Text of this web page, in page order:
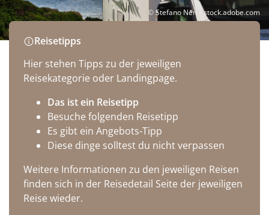
© Stefano Neri - stock.adobe.com
Reisetipps
Hier stehen Tipps zu der jeweiligen
Reisekategorie oder Landingpage.
Das ist ein Reisetipp
Besuche folgenden Reisetipp
Es gibt ein Angebots-Tipp
Diese dinge solltest du nicht verpassen
Weitere Informationen zu den jeweiligen Reisen
finden sich in der Reisedetail Seite der jeweiligen
Reise wieder.